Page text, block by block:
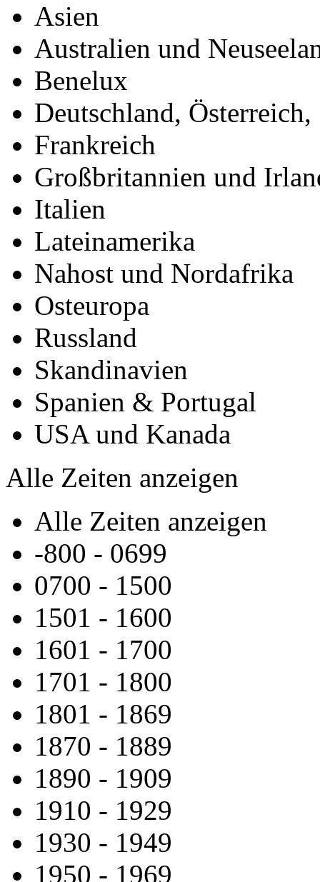
Asien
Australien und
Benelux
Deutschland,
Frankreich
Großbritannien und
Italien
Lateinamerika
Nahost und Nordafrika
Osteuropa
Russland
Skandinavien
Spanien & Portugal
USA und Kanada
Alle Zeiten anzeigen
Alle Zeiten anzeigen
-800 -­ 0699
0700 - 1500
1501 -­ 1600
1601 -­ 1700
1701 -­ 1800
1801 -­ 1869
1870 -­ 1889
1890 -­ 1909
1910 -­ 1929
1930 -­ 1949
1950 - 1969